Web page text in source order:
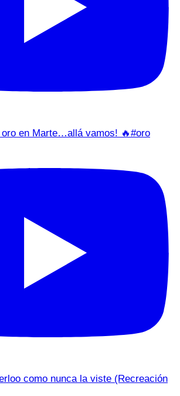
oro en Marte…allá vamos! 🔥#oro
como nunca la viste (Recreación